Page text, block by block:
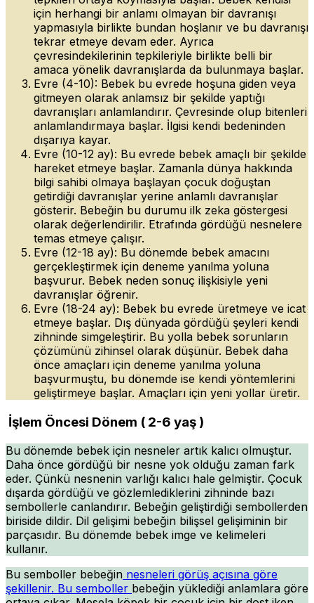
için herhangi bir anlamı olmayan bir davranışı
yapmasıyla birlikte bundan hoşlanır ve bu davranışı
tekrar etmeye devam eder. Ayrıca
çevresindekilerinin tepkileriyle birlikte belli bir
amaca yönelik davranışlarda da bulunmaya başlar.
Evre (4-10): Bebek bu evrede hoşuna giden veya
gitmeyen olarak anlamsız bir şekilde yaptığı
davranışları anlamlandırır. Çevresinde olup bitenleri
anlamlandırmaya başlar. İlgisi kendi bedeninden
dışarıya kayar.
Evre (10-12 ay): Bu evrede bebek amaçlı bir şekilde
hareket etmeye başlar. Zamanla dünya hakkında
bilgi sahibi olmaya başlayan çocuk doğuştan
getirdiği davranışlar yerine anlamlı davranışlar
gösterir. Bebeğin bu durumu ilk zeka göstergesi
olarak değerlendirilir. Etrafında gördüğü nesnelere
temas etmeye çalışır.
Evre (12-18 ay): Bu dönemde bebek amacını
gerçekleştirmek için deneme yanılma yoluna
başvurur. Bebek neden sonuç ilişkisiyle yeni
davranışlar öğrenir.
Evre (18-24 ay): Bebek bu evrede üretmeye ve icat
etmeye başlar. Dış dünyada gördüğü şeyleri kendi
zihninde simgeleştirir. Bu yolla bebek sorunların
çözümünü zihinsel olarak düşünür. Bebek daha
önce amaçları için deneme yanılma yoluna
başvurmuştu, bu dönemde ise kendi yöntemlerini
geliştirmeye başlar. Amaçları için yeni yollar üretir.
İşlem Öncesi Dönem ( 2-6 yaş )
Bu dönemde bebek için nesneler artık kalıcı olmuştur.
Daha önce gördüğü bir nesne yok olduğu zaman fark
eder. Çünkü nesnenin varlığı kalıcı hale gelmiştir. Çocuk
dışarda gördüğü ve gözlemlediklerini zihninde bazı
sembollerle canlandırır. Bebeğin geliştirdiği sembollerden
biriside dildir. Dil gelişimi bebeğin bilişsel gelişiminin bir
parçasıdır. Bu dönemde bebek imge ve kelimeleri
kullanır.
Bu semboller bebeğin nesneleri görüş açısına göre
şekillenir. Bu semboller bebeğin yüklediği anlamlara göre